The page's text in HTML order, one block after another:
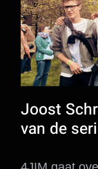
grotere
afbeelding
Joost
van de